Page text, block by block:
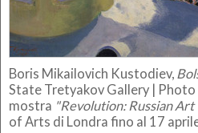
Boris Mikailovich Kustodiev,
State Tretyakov Gallery | Photo
mostra "Revolution: Russian
of Arts di Londra fino al 17